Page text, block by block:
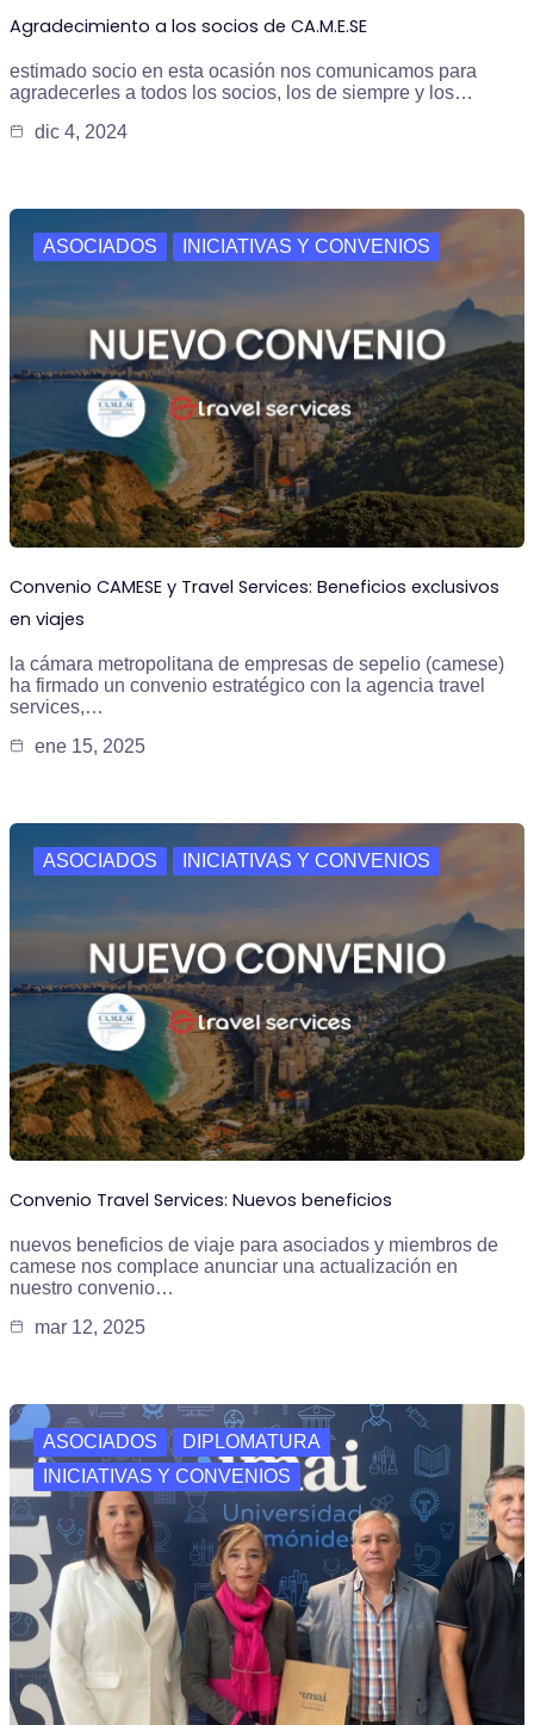
Agradecimiento a los socios de CA.M.E.SE
estimado socio en esta ocasión nos comunicamos para
agradecerles a todos los socios, los de siempre y los…
dic 4, 2024
ASOCIADOS INICIATIVAS Y CONVENIOS
Convenio CAMESE y Travel Services: Beneficios exclusivos
en viajes
la cámara metropolitana de empresas de sepelio (camese)
ha firmado un convenio estratégico con la agencia travel
services,…
ene 15, 2025
ASOCIADOS INICIATIVAS Y CONVENIOS
Convenio Travel Services: Nuevos beneficios
nuevos beneficios de viaje para asociados y miembros de
camese nos complace anunciar una actualización en
nuestro convenio…
mar 12, 2025
ASOCIADOS
DIPLOMATURA
INICIATIVAS Y CONVENIOS